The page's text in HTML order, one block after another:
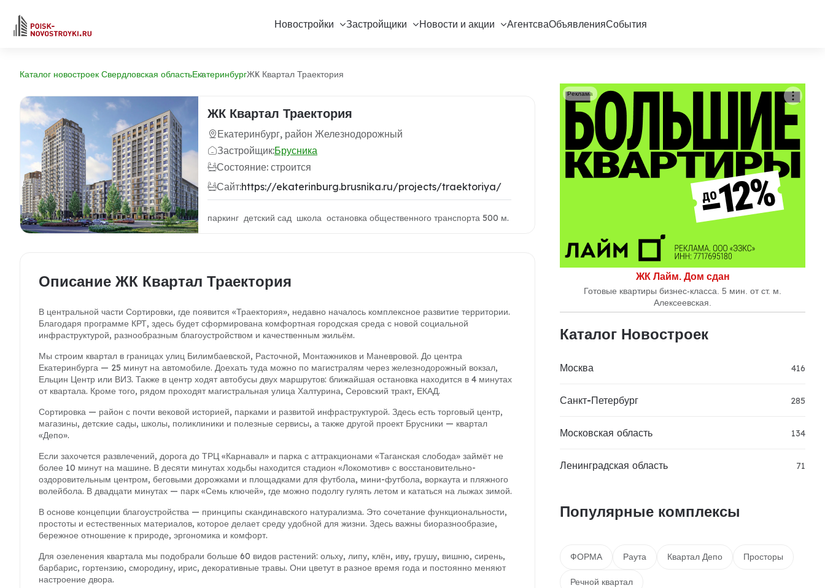
Новостройки Застройщики Новости и акции АгентсваОбъявленияСобытия
Каталог новостроек Свердловская областьЕкатеринбургЖК Квартал Траектория
ЖК Квартал Траектория
Екатеринбург, район Железнодорожный
Застройщик:Брусника
Состояние: строится
Сайт:https://ekaterinburg.brusnika.ru/projects/traektoriya/
паркинг детский сад школа остановка общественного транспорта 500 м.
Описание ЖК Квартал Траектория
В центральной части Сортировки, где появится «Траектория», недавно началось комплексное развитие территории.
Благодаря программе КРТ, здесь будет сформирована комфортная городская среда с новой социальной
инфраструктурой, разнообразным благоустройством и качественным жильём.
Мы строим квартал в границах улиц Билимбаевской, Расточной, Монтажников и Маневровой. До центра
Екатеринбурга — 25 минут на автомобиле. Доехать туда можно по магистралям через железнодорожный вокзал,
Ельцин Центр или ВИЗ. Также в центр ходят автобусы двух маршрутов: ближайшая остановка находится в 4 минутах
от квартала. Кроме того, рядом проходят магистральная улица Халтурина, Серовский тракт, ЕКАД.
Сортировка — район с почти вековой историей, парками и развитой инфраструктурой. Здесь есть торговый центр,
магазины, детские сады, школы, поликлиники и полезные сервисы, а также другой проект Брусники — квартал
«Депо».
Если захочется развлечений, дорога до ТРЦ «Карнавал» и парка с аттракционами «Таганская слобода» займёт не
более 10 минут на машине. В десяти минутах ходьбы находится стадион «Локомотив» с восстановительно-
оздоровительным центром, беговыми дорожками и площадками для футбола, мини-футбола, воркаута и пляжного
волейбола. В двадцати минутах — парк «Семь ключей», где можно подолгу гулять летом и кататься на лыжах зимой.
В основе концепции благоустройства — принципы скандинавского натурализма. Это сочетание функциональности,
простоты и естественных материалов, которое делает среду удобной для жизни. Здесь важны биоразнообразие,
бережное отношение к природе, эргономика и комфорт.
Для озеленения квартала мы подобрали больше 60 видов растений: ольху, липу, клён, иву, грушу, вишню, сирень,
барбарис, гортензию, смородину, ирис, декоративные травы. Они цветут в разное время года и постоянно меняют
настроение двора.
ЖК Лайм. Дом сдан
Готовые квартиры бизнес-класса. 5 мин. от ст. м.
Алексеевская.
Реклама
Каталог Новостроек
Москва 416
Санкт-Петербург 285
Московская область 134
Ленинградская область 71
Популярные комплексы
ФОРМА Раута Квартал Депо Просторы
Речной квартал